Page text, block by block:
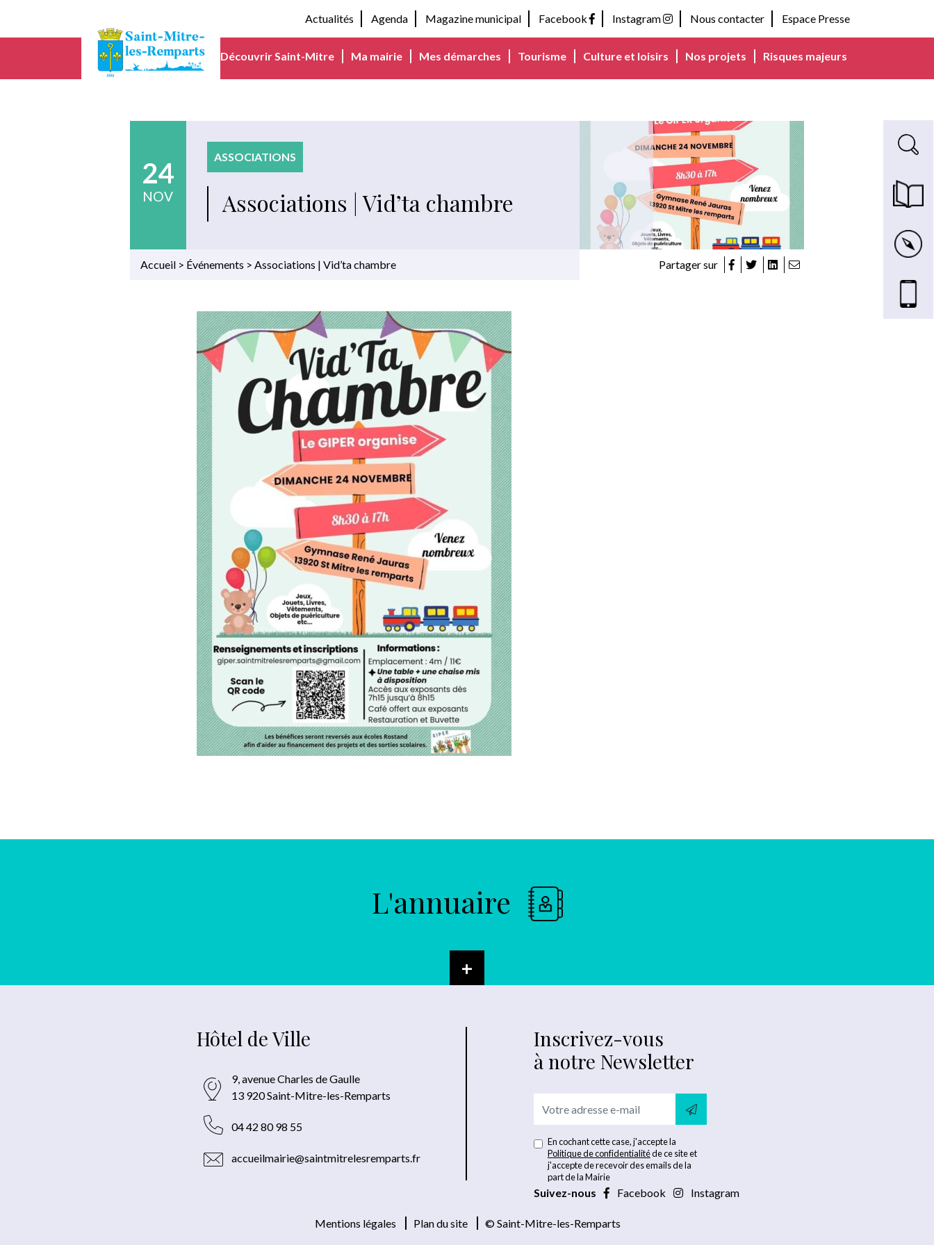
Actualités Agenda Magazine municipal Facebook Instagram Nous contacter Espace Presse
Découvrir Saint-Mitre Ma mairie Mes démarches Tourisme Culture et loisirs Nos projets Risques majeurs
24
NOV
ASSOCIATIONS
Associations | Vid’ta chambre
Accueil > Événements > Associations | Vid’ta chambre Partager sur
L'annuaire
+
Hôtel de Ville
9, avenue Charles de Gaulle
13 920 Saint-Mitre-les-Remparts
04 42 80 98 55
accueilmairie@saintmitrelesremparts.fr
Inscrivez-vous
à notre Newsletter
En cochant cette case, j'accepte la
Politique de confidentialitéde ce site et
j'accepte de recevoir des emails de la
part de la Mairie
Suivez-nous Facebook Instagram
Mentions légales Plan du site © Saint-Mitre-les-Remparts